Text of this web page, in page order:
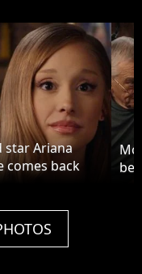
star Ariana
comes back
Fockers